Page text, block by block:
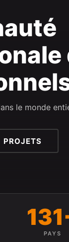
le monde
PROJETS
PAYS